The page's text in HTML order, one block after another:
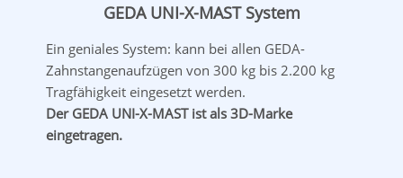
GEDA UNI-X-MAST System
Ein geniales System: kann bei allen GEDA-
Zahnstangenaufzügen von 300 kg bis 2.200 kg
Tragfähigkeit eingesetzt werden.
Der GEDA UNI-X-MAST ist als 3D-Marke
eingetragen.